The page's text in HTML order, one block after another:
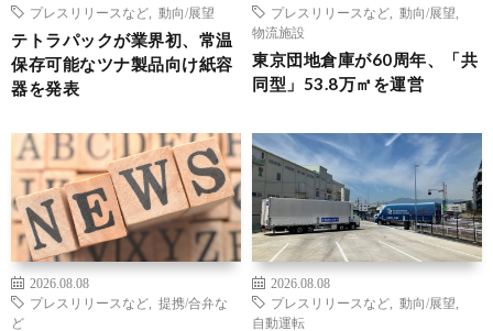
プレスリリースなど
動向/展望
テトラパックが業界初、常温
保存可能なツナ製品向け紙容
器を発表
プレスリリースなど
動向/展望
物流施設
東京団地倉庫が60周年、「共
同型」53.8万㎡を運営
2026.08.08
プレスリリースなど
提携/合弁な
ど
2026.08.08
プレスリリースなど
動向/展望
自動運転